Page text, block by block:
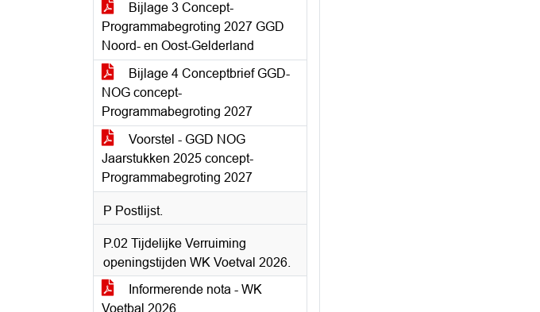
Bijlage 3 Concept-
Programmabegroting 2027 GGD
Noord- en Oost-Gelderland
Bijlage 4 Conceptbrief GGD-
NOG concept-
Programmabegroting 2027
Voorstel - GGD NOG
Jaarstukken 2025 concept-
Programmabegroting 2027
P Postlijst.
P.02 Tijdelijke Verruiming
openingstijden WK Voetval 2026.
Informerende nota - WK
Voetbal 2026